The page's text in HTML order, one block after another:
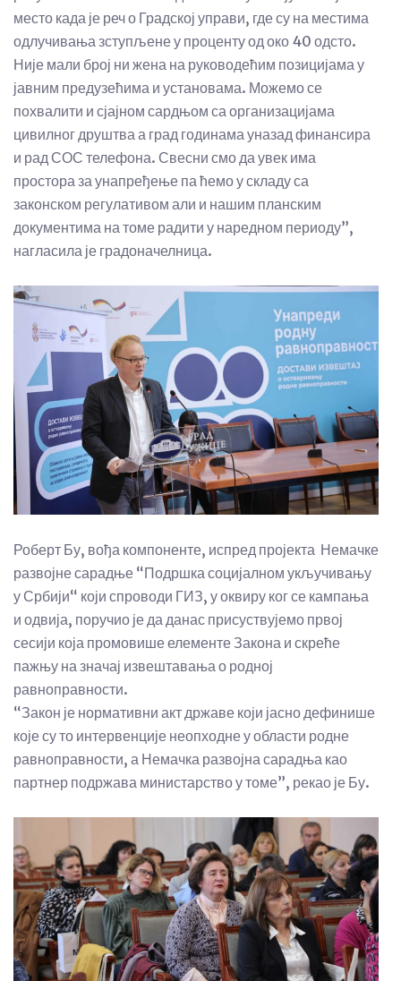
место када је реч о Градској управи, где су на местима
одлучивања зступљене у проценту од око 40 одсто.
Није мали број ни жена на руководећим позицијама у
јавним предузећима и установама. Можемо се
похвалити и сјајном сардњом са организацијама
цивилног друштва а град годинама уназад финансира
и рад СОС телефона. Свесни смо да увек има
простора за унапређење па ћемо у складу са
законском регулативом али и нашим планским
документима на томе радити у наредном периоду”,
нагласила је градоначелница.
Роберт Бу, вођа компоненте, испред пројекта Немачке
развојне сарадње “Подршка социјалном укључивању
у Србији“ који спроводи ГИЗ, у оквиру ког се кампања
и одвија, поручио је да данас присуствујемо првој
сесији која промовише елементе Закона и скреће
пажњу на значај извештавања о родној
равноправности.
“Закон је нормативни акт државе који јасно дефинише
које су то интервенције неопходне у области родне
равноправности, а Немачка развојна сарадња као
партнер подржава министарство у томе”, рекао је Бу.